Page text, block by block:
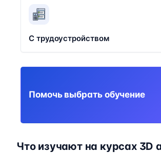
С трудоустройством
Помочь выбрать обучение
Что изучают на курсах 3D